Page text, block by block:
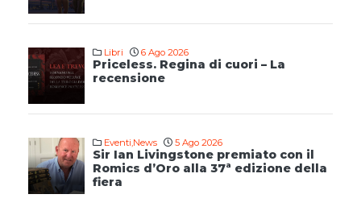
Libri 6 Ago 2026
Priceless. Regina di cuori – La
recensione
Eventi,News 5 Ago 2026
Sir Ian Livingstone premiato con il
Romics d’Oro alla 37ª edizione della
fiera